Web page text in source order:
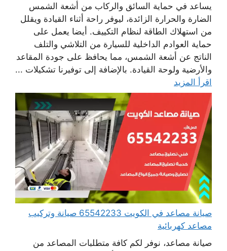
يساعد في حماية السائق والركاب من أشعة الشمس
الضارة والحرارة الزائدة، ليوفر راحة أثناء القيادة ويقلل
من استهلاك الطاقة لنظام التكييف. أيضا يعمل على
حماية العوادم الداخلية للسيارة من التلاشي والتلف
الناتج عن أشعة الشمس، مما يحافظ على جودة المقاعد
والأرضية ولوحة القيادة. بالإضافة إلى توفيرنا تشكيلات ...
اقرأ المزيد
صيانة مصاعد في الكويت 65542233 صيانة وتركيب
مصاعد كهربائية
صيانة مصاعد، نوفر لكم كافة متطلبات المصاعد من